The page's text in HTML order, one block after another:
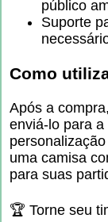
público
Suporte
Como
Após a
enviá-lo para
uma camisa
para suas
🏆 Torne seu